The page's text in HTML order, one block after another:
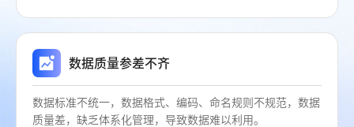
数据质量参差不齐
数据标准不统一，数据格式、编码、命名规则不规范，数据
质量差，缺乏体系化管理，导致数据难以利用。